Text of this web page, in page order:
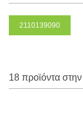
2110139090
18 προϊόντα στην